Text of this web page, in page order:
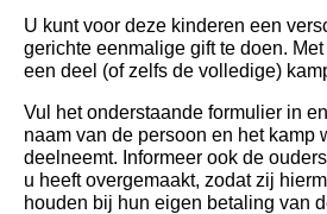
U kunt voor deze kinderen een
gerichte eenmalige gift te doen.
een deel (of zelfs de volledige)
Vul het onderstaande formulier in
naam van de persoon en het kamp
deelneemt. Informeer ook de
u heeft overgemaakt, zodat zij
houden bij hun eigen betaling van